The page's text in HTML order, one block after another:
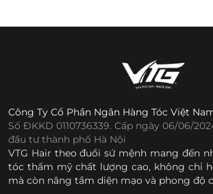
Công Ty Cổ Phần Ngân Hàng Tóc Việt
Số ĐKKD 0110736339. Cấp ngày 06/06/
đầu tư thành phố Hà Nội
VTG Hair theo đuổi sứ mệnh mang đến
tóc thẩm mỹ chất lượng cao, không chỉ
mà còn nâng tầm diện mạo và phong độ